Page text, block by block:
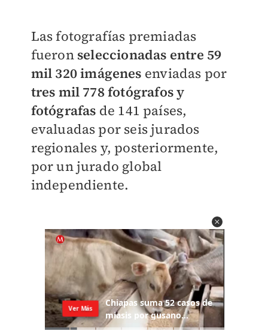
Las fotografías premiadas
fueron seleccionadas entre 59
mil 320 imágenes enviadas por
tres mil 778 fotógrafos y
fotógrafas de 141 países,
evaluadas por seis jurados
regionales y, posteriormente,
por un jurado global
independiente.